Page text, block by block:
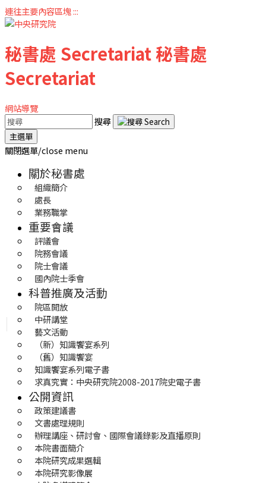
連往主要內容區塊:::
秘書處 Secretariat秘書處
Secretariat
網站導覽
搜尋
主選單
關閉選單/close menu
關於秘書處
組織簡介
處長
業務職掌
重要會議
評議會
院務會議
院士會議
國內院士季會
科普推廣及活動
院區開放
中研講堂
藝文活動
（新）知識饗宴系列
（舊）知識饗宴
知識饗宴系列電子書
求真究實：中央研究院2008-2017院史電子書
公開資訊
政策建議書
文書處理規則
辦理講座、研討會、國際會議錄影及直播原則
本院書面簡介
本院研究成果選輯
本院研究影像展